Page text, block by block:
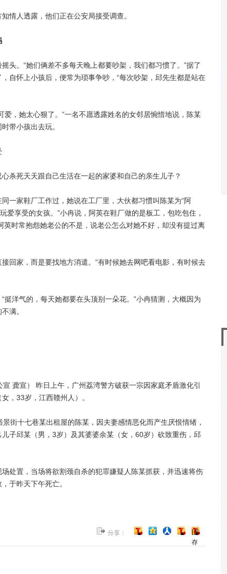
人透露，他们正在公安局接受调查。
。“她们俩差不多每天晚上都要吵架，我们都习惯了。”据了
自怀上小孩后，便常为琐事争吵，“每次吵架，邱先生都是站在
，她太心狠了。”一名不愿透露姓名的女邻居惋惜地说，陈某
带小孩出去玩。
死天天跟自己生活在一起的家婆和自己的亲生儿子？
家鞋厂工作过，她说在工厂里，大伙都习惯叫陈某为“阿
爱享受的女孩。”小冉说，阿英在鞋厂做的是板工，包吃包住，
时常抱怨她老公的不是，说老公怎么对她不好，却没有提过离
家，而是要找地方消遣。“有时候她去网吧看电影，有时候去
洋气的，每天她都要在头顶别一朵花。”小冉猜测，大概因为
满。
龚宣） 昨日上午，广州荔湾警方破获一宗因家庭矛盾激化引
，33岁，江西赣州人）。
十七巷某出租屋的陈某，因夫妻感情恶化而产生厌恨情绪，
子邱某（男，3岁）及其婆婆余某（女，60岁）砍致重伤，邱
置，当场将欲割颈自杀的犯罪嫌疑人陈某抓获，并迅速将伤
于昨天下午死亡。
分享：
[保
存